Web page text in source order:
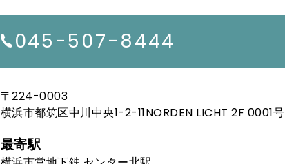
045-507-8444
〒224-0003
横浜市都筑区中川中央1-2-11NORDEN LICHT 2F 0001号
最寄駅